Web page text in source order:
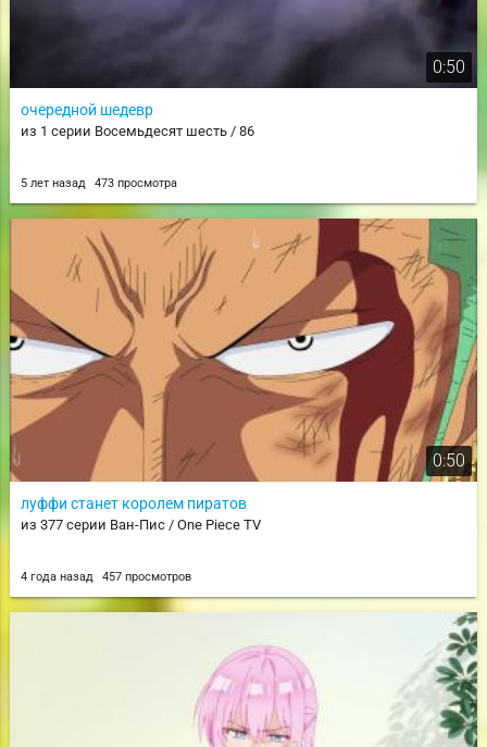
0:50
очередной шедевр
из 1 серии Восемьдесят шесть / 86
5 лет назад 473 просмотра
0:50
луффи станет королем пиратов
из 377 серии Ван-Пис / One Piece TV
4 года назад 457 просмотров